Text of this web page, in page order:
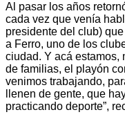
Al pasar los años
cada vez que venía
presidente del club)
a Ferro, uno de los
ciudad. Y acá estamos,
de familias, el playón
venimos trabajando,
llenen de gente, que
practicando deporte”,